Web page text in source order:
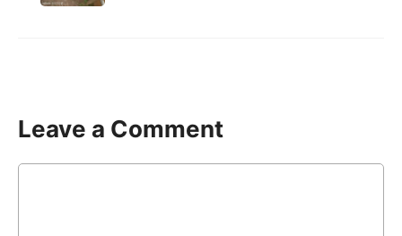
Leave a Comment
Comment